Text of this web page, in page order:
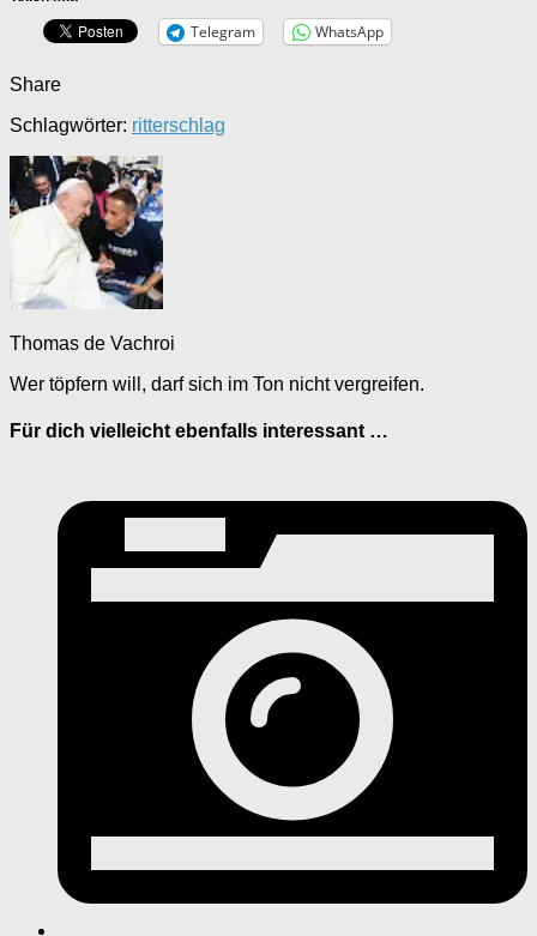
Telegram WhatsApp
Share
Schlagwörter: ritterschlag
Thomas de Vachroi
Wer töpfern will, darf sich im Ton nicht vergreifen.
Für dich vielleicht ebenfalls interessant …